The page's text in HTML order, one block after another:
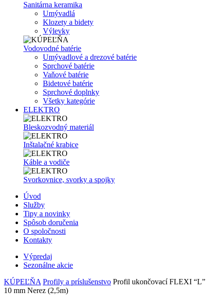
Sanitárna keramika
Umývadlá
Klozety a bidety
Výlevky
Vodovodné batérie
Umývadlové a drezové batérie
Sprchové batérie
Vaňové batérie
Bidetové batérie
Sprchové doplnky
Všetky kategórie
ELEKTRO
Bleskozvodný materiál
Inštalačné krabice
Káble a vodiče
Svorkovnice, svorky a spojky
Úvod
Služby
Tipy a novinky
Spôsob doručenia
O spoločnosti
Kontakty
Výpredaj
Sezonálne akcie
KÚPEĽŇA Profily a príslušenstvo Profil ukončovací FLEXI “L”
10 mm Nerez (2,5m)